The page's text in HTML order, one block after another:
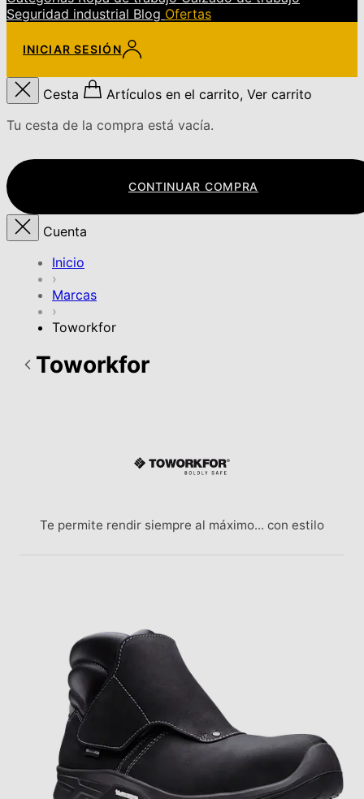
Seguridad industrial Blog Ofertas
INICIAR SESIÓN
Cesta
Artículos en el carrito, Ver carrito
Tu cesta de la compra está vacía.
CONTINUAR COMPRA
Cuenta
Inicio
›
Marcas
›
Toworkfor
Toworkfor
Te permite rendir siempre al máximo... con estilo